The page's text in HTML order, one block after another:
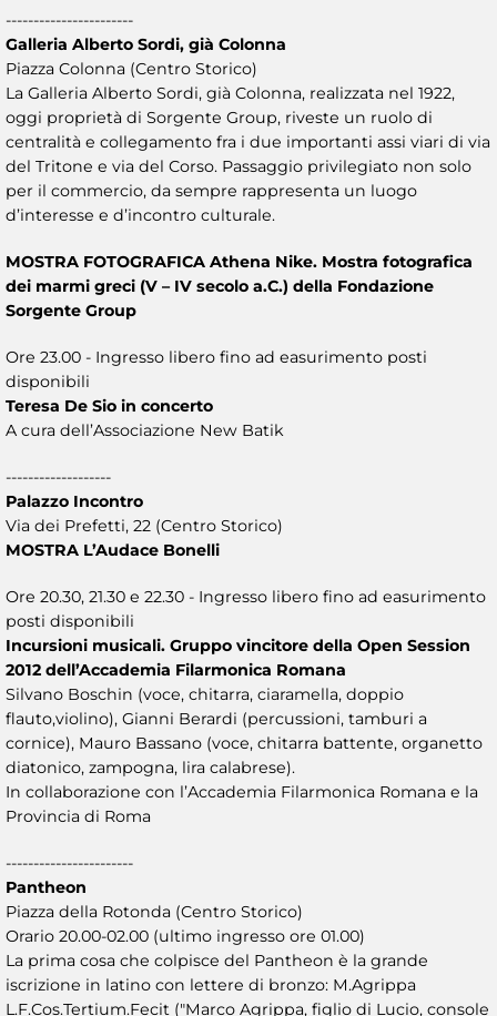
-----------------------
Galleria Alberto Sordi, già Colonna
Piazza Colonna (Centro Storico)
La Galleria Alberto Sordi, già Colonna, realizzata nel 1922,
oggi proprietà di Sorgente Group, riveste un ruolo di
centralità e collegamento fra i due importanti assi viari di via
del Tritone e via del Corso. Passaggio privilegiato non solo
per il commercio, da sempre rappresenta un luogo
d’interesse e d’incontro culturale.
MOSTRA FOTOGRAFICA Athena Nike. Mostra fotografica
dei marmi greci (V – IV secolo a.C.) della Fondazione
Sorgente Group
Ore 23.00 - Ingresso libero fino ad easurimento posti
disponibili
Teresa De Sio in concerto
A cura dell’Associazione New Batik
-------------------
Palazzo Incontro
Via dei Prefetti, 22 (Centro Storico)
MOSTRA L’Audace Bonelli
Ore 20.30, 21.30 e 22.30 - Ingresso libero fino ad easurimento
posti disponibili
Incursioni musicali. Gruppo vincitore della Open Session
2012 dell’Accademia Filarmonica Romana
Silvano Boschin (voce, chitarra, ciaramella, doppio
flauto,violino), Gianni Berardi (percussioni, tamburi a
cornice), Mauro Bassano (voce, chitarra battente, organetto
diatonico, zampogna, lira calabrese).
In collaborazione con l’Accademia Filarmonica Romana e la
Provincia di Roma
-----------------------
Pantheon
Piazza della Rotonda (Centro Storico)
Orario 20.00-02.00 (ultimo ingresso ore 01.00)
La prima cosa che colpisce del Pantheon è la grande
iscrizione in latino con lettere di bronzo: M.Agrippa
L.F.Cos.Tertium.Fecit ("Marco Agrippa, figlio di Lucio, console